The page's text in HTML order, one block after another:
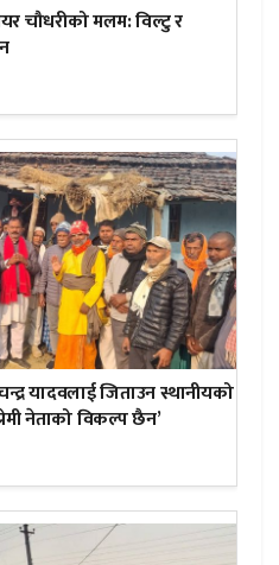
चौधरीको मलम: विल्टु र
यादवलाई जिताउन स्थानीयको
नेताको विकल्प छैन’